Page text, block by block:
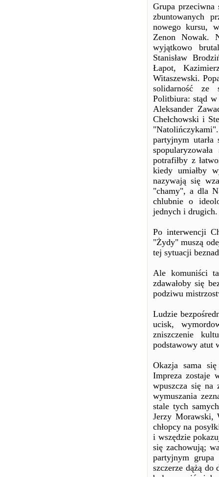
Grupa przeciwna
zbuntowanych
nowego kursu,
Zenon Nowak.
wyjątkowo
Stanisław
Łapot,
Witaszewski.
solidarność ze
Politbiura: stąd w
Aleksander
Chełchowski i
partyjnym
potrafiłby z
kiedy umiałby
nazywają się
"chamy", a dla
chlubnie o
jednych i drugich.
Po interwencji
"Żydy" muszą
tej sytuacji
Ale komuniści
zdawałoby się
podziwu
Ludzie
ucisk,
zniszczenie
podstawowy atut
Okazja sama
Impreza zostaje
wpuszcza się na
wymuszania
stale tych
Jerzy Morawski,
chłopcy na
i wszędzie
się zachowują;
partyjnym grupa
szczerze dążą